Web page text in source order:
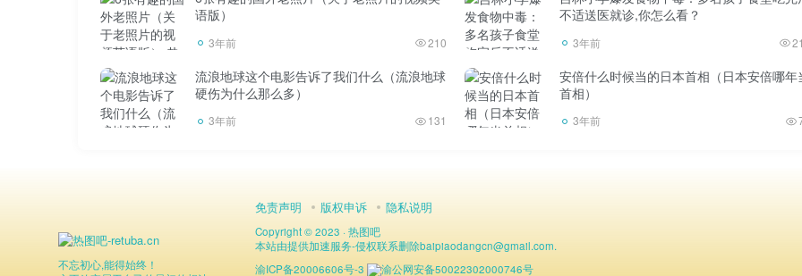
语版）
3年前 210
不适送医就诊,你怎么看？
3年前
流浪地球这个电影告诉了我们什么（流浪地球
硬伤为什么那么多）
3年前 131
安倍什么时候当的日本首相（日本安倍哪年
首相）
3年前
不忘初心,能得始终！
免责声明 版权申诉 隐私说明
Copyright © 2023 ·热图吧
本站由提供加速服务-侵权联系删除baipiaodangcn@gmail.com.
渝ICP备20006606号-3
渝公网安备50022302000746号